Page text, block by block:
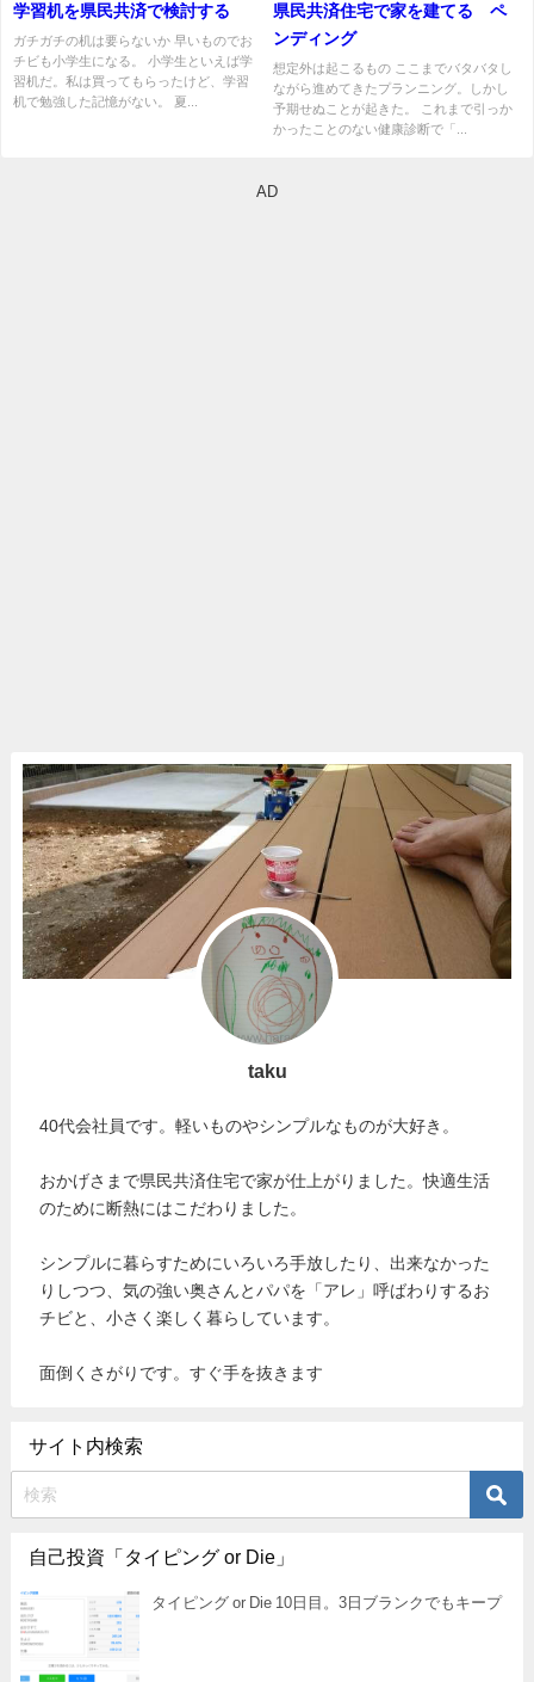
学習机を県民共済で検討する
ガチガチの机は要らないか 早いものでお
チビも小学生になる。 小学生といえば学
習机だ。私は買ってもらったけど、学習
机で勉強した記憶がない。 夏...
県民共済住宅で家を建てる ペ
ンディング
想定外は起こるもの ここまでバタバタし
ながら進めてきたプランニング。しかし
予期せぬことが起きた。 これまで引っか
かったことのない健康診断で「...
AD
taku
40代会社員です。軽いものやシンプルなものが大好き。
おかげさまで県民共済住宅で家が仕上がりました。快適生活
のために断熱にはこだわりました。
シンプルに暮らすためにいろいろ手放したり、出来なかった
りしつつ、気の強い奥さんとパパを「アレ」呼ばわりするお
チビと、小さく楽しく暮らしています。
面倒くさがりです。すぐ手を抜きます
サイト内検索
自己投資「タイピング or Die」
タイピング or Die 10日目。3日ブランクでもキープ